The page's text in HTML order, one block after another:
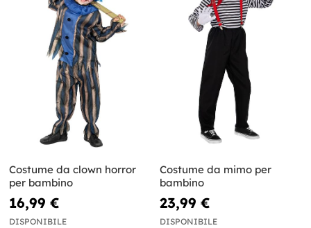
Costume da clown horror
per bambino
16,99 €
DISPONIBILE
Costume da mimo per
bambino
23,99 €
DISPONIBILE